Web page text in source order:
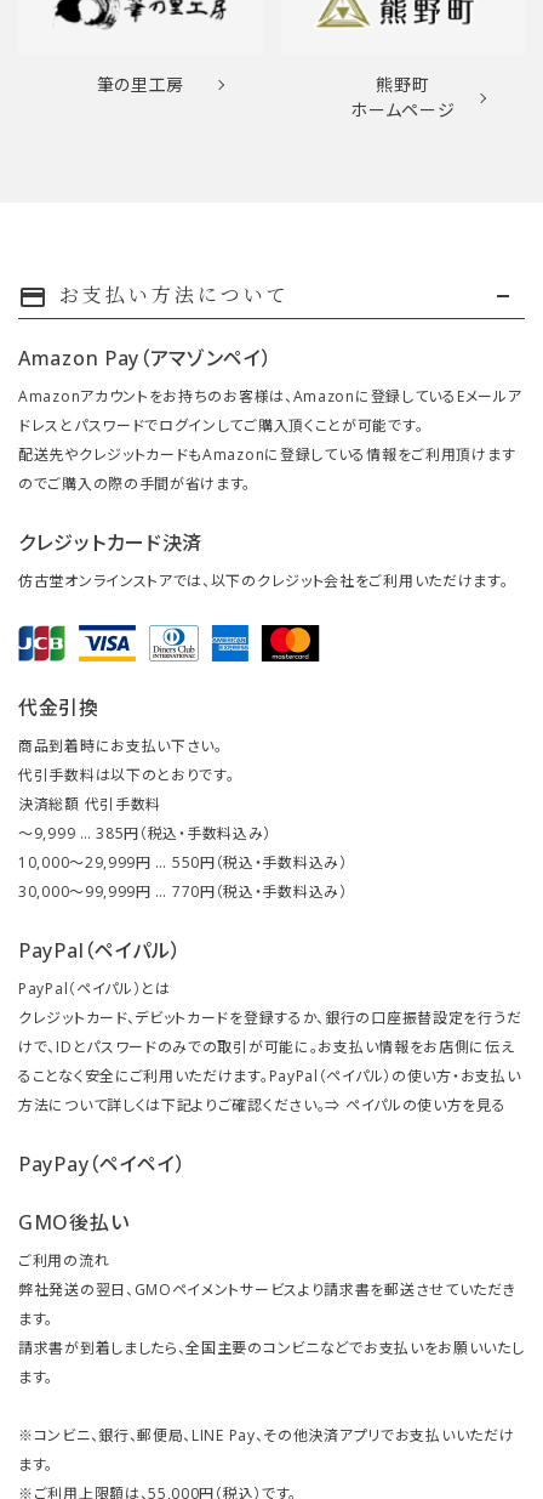
筆の里工房
熊野町
ホームページ
payment お支払い方法について
Amazon Pay（アマゾンペイ）
Amazonアカウントをお持ちのお客様は、Amazonに登録しているEメールア
ドレスとパスワードでログインしてご購入頂くことが可能です。
配送先やクレジットカードもAmazonに登録している情報をご利用頂けます
のでご購入の際の手間が省けます。
クレジットカード決済
仿古堂オンラインストアでは、以下のクレジット会社をご利用いただけます。
代金引換
商品到着時にお支払い下さい。
代引手数料は以下のとおりです。
決済総額 代引手数料
～9,999 … 385円（税込・手数料込み）
10,000～29,999円 … 550円（税込・手数料込み）
30,000～99,999円 … 770円（税込・手数料込み）
PayPal（ペイパル）
PayPal（ペイパル）とは
クレジットカード、デビットカードを登録するか、銀行の口座振替設定を行うだ
けで、IDとパスワードのみでの取引が可能に。お支払い情報をお店側に伝え
ることなく安全にご利用いただけます。PayPal（ペイパル）の使い方・お支払い
方法について詳しくは下記よりご確認ください。⇒ ペイパルの使い方を見る
PayPay（ペイペイ）
GMO後払い
ご利用の流れ
弊社発送の翌日、GMOペイメントサービスより請求書を郵送させていただき
ます。
請求書が到着しましたら、全国主要のコンビニなどでお支払いをお願いいたし
ます。
※コンビニ、銀行、郵便局、LINE Pay、その他決済アプリでお支払いいただけ
ます。
※ご利用上限額は、55,000円（税込）です。